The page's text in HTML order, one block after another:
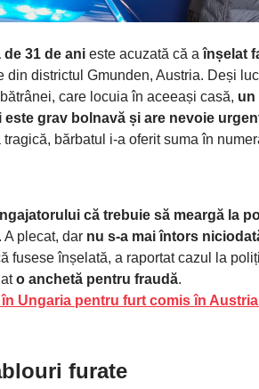
31 de ani este acuzată că aînșelat
din districtul Gmunden, Austria. Deși
care locuia în aceeași casă, un
este grav bolnavă și are nevoie
bărbatul i-a oferit suma în
că trebuie să meargă la
. A plecat, dar nu s-a mai întors
fusese înșelată, a raportat cazul la
o anchetă pentru fraudă.
Ungaria pentru furt comis în
furate